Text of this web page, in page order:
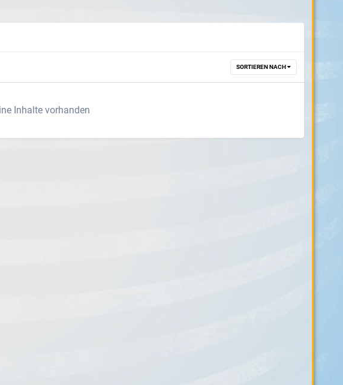
SORTIEREN NACH
Inhalte vorhanden